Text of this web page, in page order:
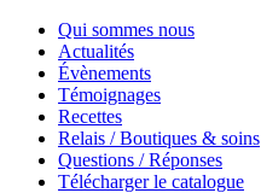
Qui sommes nous
Actualités
Évènements
Témoignages
Recettes
Relais / Boutiques & soins
Questions / Réponses
Télécharger le catalogue